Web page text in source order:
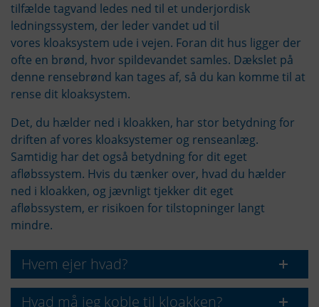
tilfælde tagvand ledes ned til et underjordisk
ledningssystem, der leder vandet ud til
vores kloaksystem ude i vejen. Foran dit hus ligger der
ofte en brønd, hvor spildevandet samles. Dækslet på
denne rensebrønd kan tages af, så du kan komme til at
rense dit kloaksystem.
Det, du hælder ned i kloakken, har stor betydning for
driften af vores kloaksystemer og renseanlæg.
Samtidig har det også betydning for dit eget
afløbssystem. Hvis du tænker over, hvad du hælder
ned i kloakken, og jævnligt tjekker dit eget
afløbssystem, er risikoen for tilstopninger langt
mindre.
Hvem ejer hvad?
Hvad må jeg koble til kloakken?